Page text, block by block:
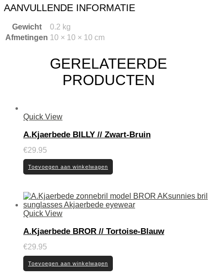
AANVULLENDE INFORMATIE
Gewicht
0.2 kg
Afmetingen 10 × 10 × 10 cm
GERELATEERDE
PRODUCTEN
Quick View
A.Kjaerbede BILLY // Zwart-Bruin
€29.95
Toevoegen aan winkelwagen
Quick View
A.Kjaerbede BROR // Tortoise-Blauw
€29.95
Toevoegen aan winkelwagen